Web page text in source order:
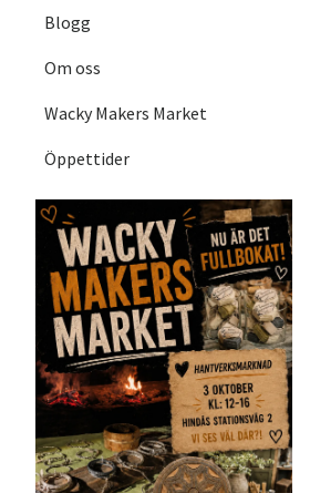
Blogg
Om oss
Wacky Makers Market
Öppettider